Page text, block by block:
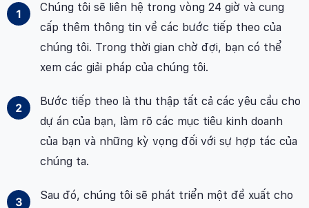
Chúng tôi sẽ liên hệ trong vòng 24 giờ và cung
cấp thêm thông tin về các bước tiếp theo của
chúng tôi. Trong thời gian chờ đợi, bạn có thể
xem các giải pháp của chúng tôi.
Bước tiếp theo là thu thập tất cả các yêu cầu cho
dự án của bạn, làm rõ các mục tiêu kinh doanh
của bạn và những kỳ vọng đối với sự hợp tác của
chúng ta.
Sau đó, chúng tôi sẽ phát triển một đề xuất cho